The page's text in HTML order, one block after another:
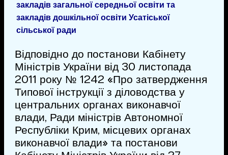
закладів загальної середньої освіти та
закладів дошкільної освіти Усатіської
сільської ради
Відповідно до постанови Кабінету
Міністрів України від 30 листопада
2011 року № 1242 «Про затвердження
Типової інструкції з діловодства у
центральних органах виконавчої
влади, Ради міністрів Автономної
Республіки Крим, місцевих органах
виконавчої влади» та постанови